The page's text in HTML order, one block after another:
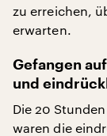
zu erreichen,
erwarten.
Gefangen
und
Die 20
waren die